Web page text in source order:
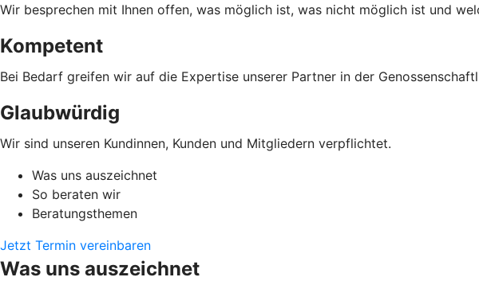
Wir besprechen mit Ihnen offen, was möglich ist, was nicht möglich ist und
Kompetent
Bei Bedarf greifen wir auf die Expertise unserer Partner in der
Glaubwürdig
Wir sind unseren Kundinnen, Kunden und Mitgliedern verpflichtet.
Was uns auszeichnet
So beraten wir
Beratungsthemen
Jetzt Termin vereinbaren
Was uns auszeichnet